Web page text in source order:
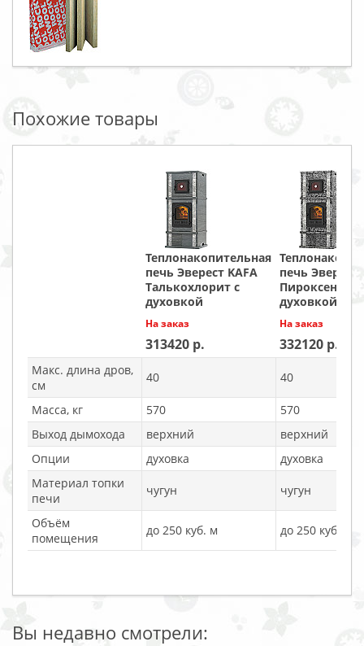
Похожие товары
Теплонакопительная
печь Эверест KAFA
Талькохлорит с
духовкой
На заказ
313420
печь Эверест
Пироксенит
духовкой
На заказ
332120
Макс. длина дров,
см
40 40
Масса, кг 570
570
Выход дымохода
верхний
верхний
Опции
духовка
духовка
Материал топки
печи
чугун чугун
Объём
помещения
до 250 куб. м до 250 куб. м
Вы недавно смотрели: